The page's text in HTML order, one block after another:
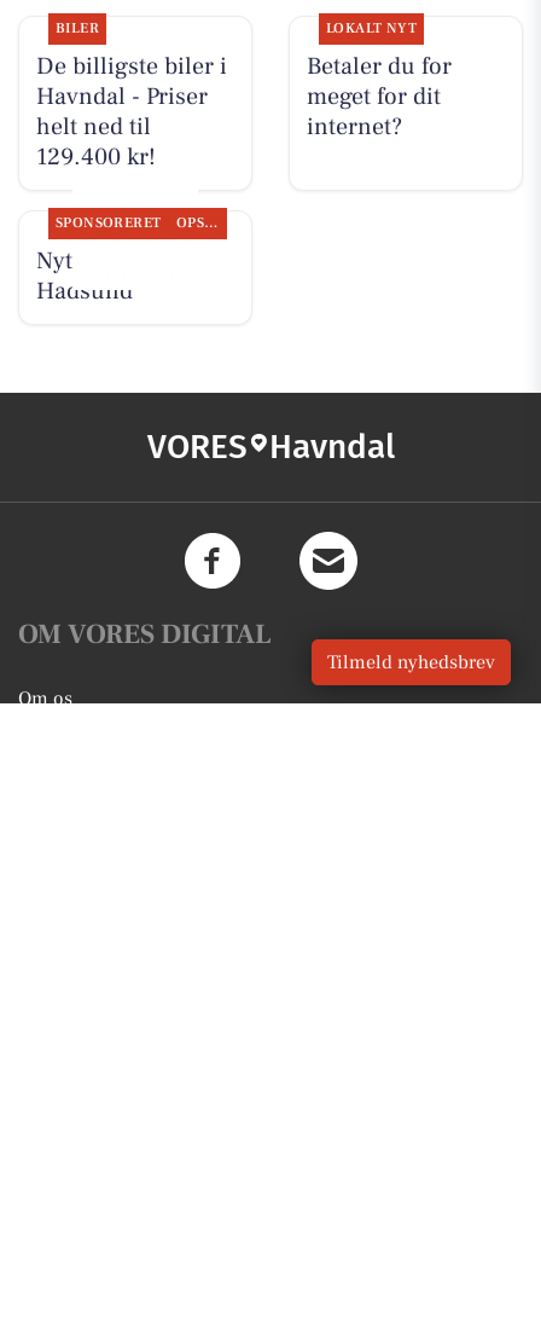
BILER
De billigste biler i
Havndal - Priser
helt ned til
129.400 kr!
LOKALT NYT
Betaler du for
meget for dit
internet?
SPONSORERET OPSLAGSTAVLEN
Nyt fra Nybolig
Hadsund
VORES Havndal
OM VORES DIGITAL
Om os
Tilmeld nyhedsbrev